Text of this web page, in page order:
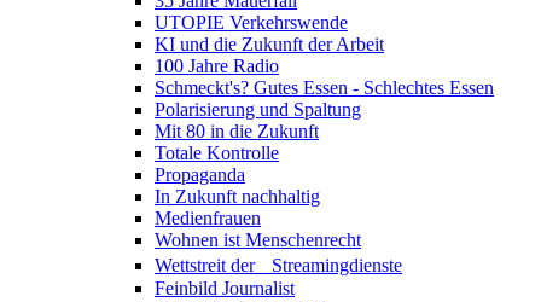
UTOPIE Verkehrswende
KI und die Zukunft der Arbeit
100 Jahre Radio
Schmeckt's? Gutes Essen - Schlechtes Essen
Polarisierung und Spaltung
Mit 80 in die Zukunft
Totale Kontrolle
Propaganda
In Zukunft nachhaltig
Medienfrauen
Wohnen ist Menschenrecht
Wettstreit der Streamingdienste
Feinbild Journalist